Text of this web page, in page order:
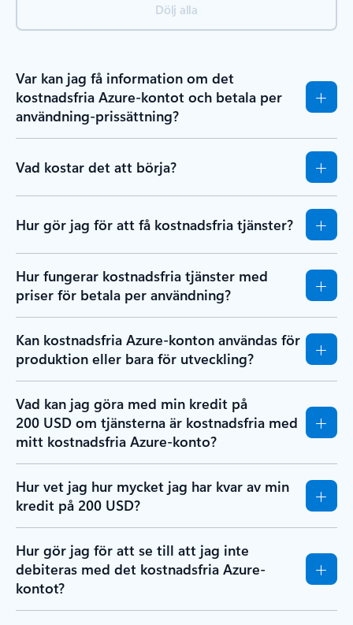
Dölj alla
Var kan jag få information om det
kostnadsfria Azure-kontot och betala per
användning-prissättning?
Vad kostar det att börja?
Hur gör jag för att få kostnadsfria tjänster?
Hur fungerar kostnadsfria tjänster med
priser för betala per användning?
Kan kostnadsfria Azure-konton användas för
produktion eller bara för utveckling?
Vad kan jag göra med min kredit på
200 USD om tjänsterna är kostnadsfria med
mitt kostnadsfria Azure-konto?
Hur vet jag hur mycket jag har kvar av min
kredit på 200 USD?
Hur gör jag för att se till att jag inte
debiteras med det kostnadsfria Azure-
kontot?